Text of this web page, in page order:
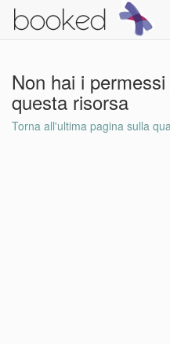
Non hai i
questa risorsa
Torna all'ultima pagina sulla